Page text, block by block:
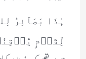
ہٰذَا بَصَآئِرُ
لِّقَوۡمٍ